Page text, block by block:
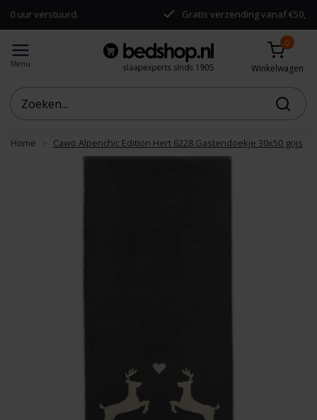
verstuurd. Gratis verzending vanaf €50,-
Menu
0
Winkelwagen
Home Cawö Alpenchic Edition Hert 6228 Gastendoekje 30x50 grijs